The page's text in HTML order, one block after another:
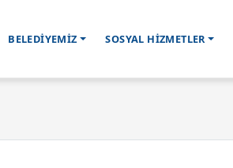
BELEDİYEMİZ SOSYAL HİZMETLER